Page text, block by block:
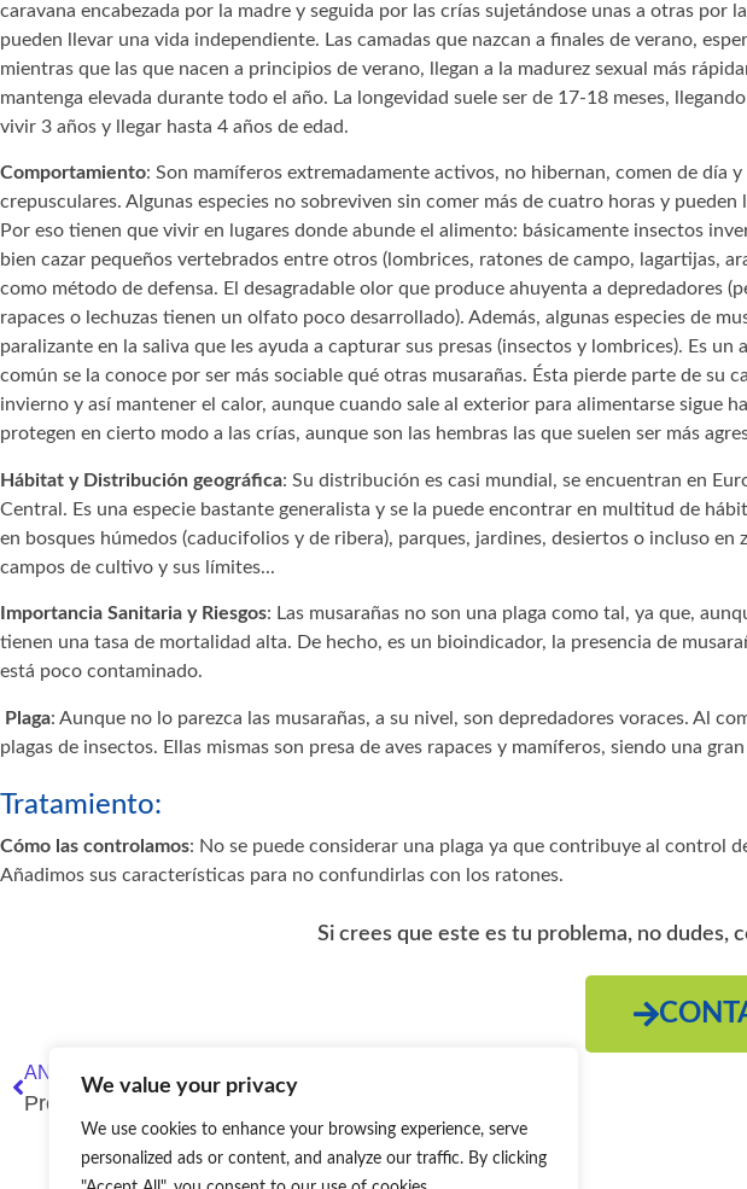
We value your privacy
We use cookies to enhance your browsing experience, serve
personalized ads or content, and analyze our traffic. By clicking
caravana encabezada por la madre y seguida por las crías sujetándose unas a otras por
pueden llevar una vida independiente. Las camadas que nazcan a finales de verano,
mientras que las que nacen a principios de verano, llegan a la madurez sexual más
mantenga elevada durante todo el año. La longevidad suele ser de 17-18 meses,
vivir 3 años y llegar hasta 4 años de edad.
Comportamiento: Son mamíferos extremadamente activos, no hibernan, comen de día
crepusculares. Algunas especies no sobreviven sin comer más de cuatro horas y
Por eso tienen que vivir en lugares donde abunde el alimento: básicamente insectos
bien cazar pequeños vertebrados entre otros (lombrices, ratones de campo, lagartijas,
como método de defensa. El desagradable olor que produce ahuyenta a depredadores
rapaces o lechuzas tienen un olfato poco desarrollado). Además, algunas especies de
paralizante en la saliva que les ayuda a capturar sus presas (insectos y lombrices). Es
común se la conoce por ser más sociable qué otras musarañas. Ésta pierde parte de
invierno y así mantener el calor, aunque cuando sale al exterior para alimentarse sigue
protegen en cierto modo a las crías, aunque son las hembras las que suelen ser más
Hábitat y Distribución geográfica: Su distribución es casi mundial, se encuentran en
Central. Es una especie bastante generalista y se la puede encontrar en multitud de
en bosques húmedos (caducifolios y de ribera), parques, jardines, desiertos o incluso en
campos de cultivo y sus límites...
Importancia Sanitaria y Riesgos: Las musarañas no son una plaga como tal, ya que,
tienen una tasa de mortalidad alta. De hecho, es un bioindicador, la presencia de
está poco contaminado.
Plaga: Aunque no lo parezca las musarañas, a su nivel, son depredadores voraces. Al
plagas de insectos. Ellas mismas son presa de aves rapaces y mamíferos, siendo una
Tratamiento:
Cómo las controlamos: No se puede considerar una plaga ya que contribuye al control
Añadimos sus características para no confundirlas con los ratones.
Si crees que este es tu problema, no
ANTERIOR
Procesionaría del pino